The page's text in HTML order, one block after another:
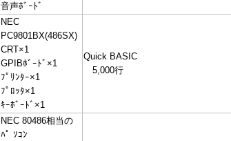
音声ﾎﾞｰﾄﾞ
NEC
PC9801BX(486SX)
CRT×1
GPIBﾎﾞｰﾄﾞ×1
ﾌﾟﾘﾝﾀｰ×1
ﾌﾟﾛｯﾀ×1
ｷｰﾎﾞｰﾄﾞ×1
Quick BASIC
5,000行
NEC 80486相当の
ﾊﾟ ｿｺﾝ